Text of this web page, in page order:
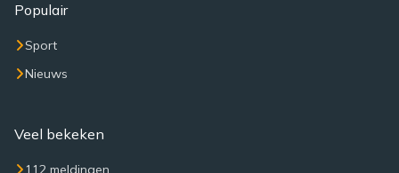
Populair
Sport
Nieuws
Veel bekeken
112 meldingen